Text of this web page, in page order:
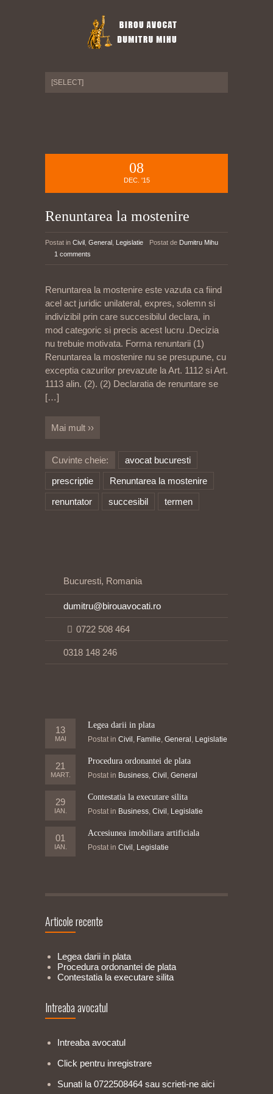
08
DEC. '15
Renuntarea la mostenire
Postat in Civil General Legislatie Postat de Dumitru Mihu
1 comments
Renuntarea la mostenire este vazuta ca fiind
acel act juridic unilateral, expres, solemn si
indivizibil prin care succesibilul declara, in
mod categoric si precis acest lucru .Decizia
nu trebuie motivata. Forma renuntarii (1)
Renuntarea la mostenire nu se presupune, cu
exceptia cazurilor prevazute la Art. 1112 si Art.
1113 alin. (2). (2) Declaratia de renuntare se
[…]
Mai mult ››
Cuvinte cheie:
avocat bucuresti
prescriptie
Renuntarea la mostenire
renuntator
succesibil termen
Bucuresti, Romania
dumitru@birouavocati.ro
0722 508 464
0318 148 246
13
MAI
Legea darii in plata
Postat in Civil , Familie, General , Legislatie
21
MART.
Procedura ordonantei de plata
Postat in Business, Civil , General
29
IAN.
Contestatia la executare silita
Postat in Business, Civil , Legislatie
01
IAN.
Accesiunea imobiliara artificiala
Postat in Civil , Legislatie
Articole recente
Legea darii in plata
Procedura ordonantei de plata
Contestatia la executare silita
Intreaba avocatul
Intreaba avocatul
Click pentru inregistrare
Sunati la 0722508464 sau scrieti-ne aici